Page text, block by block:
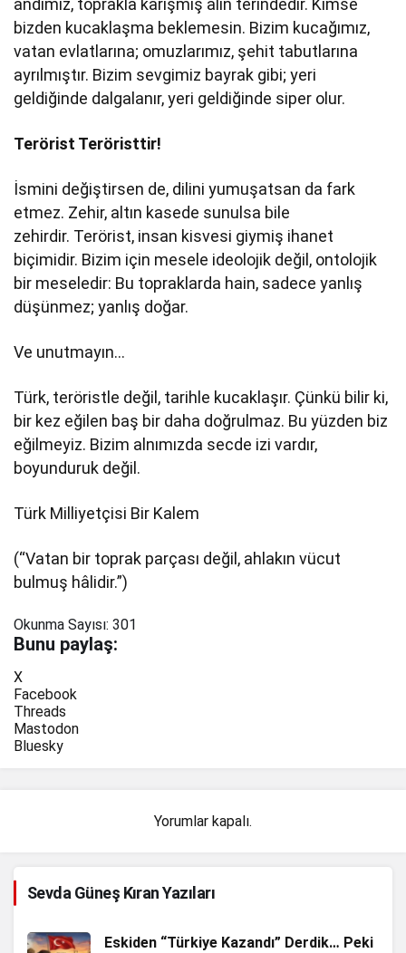
andımız, toprakla karışmış alın terindedir. Kimse
bizden kucaklaşma beklemesin. Bizim kucağımız,
vatan evlatlarına; omuzlarımız, şehit tabutlarına
ayrılmıştır. Bizim sevgimiz bayrak gibi; yeri
geldiğinde dalgalanır, yeri geldiğinde siper olur.
Terörist Teröristtir!
İsmini değiştirsen de, dilini yumuşatsan da fark
etmez. Zehir, altın kasede sunulsa bile
zehirdir. Terörist, insan kisvesi giymiş ihanet
biçimidir. Bizim için mesele ideolojik değil, ontolojik
bir meseledir: Bu topraklarda hain, sadece yanlış
düşünmez; yanlış doğar.
Ve unutmayın…
Türk, teröristle değil, tarihle kucaklaşır. Çünkü bilir ki,
bir kez eğilen baş bir daha doğrulmaz. Bu yüzden biz
eğilmeyiz. Bizim alnımızda secde izi vardır,
boyunduruk değil.
Türk Milliyetçisi Bir Kalem
(“Vatan bir toprak parçası değil, ahlakın vücut
bulmuş hâlidir.”)
Okunma Sayısı: 301
Bunu paylaş:
X
Facebook
Threads
Mastodon
Bluesky
Yorumlar kapalı.
Sevda Güneş Kıran Yazıları
Eskiden “Türkiye Kazandı” Derdik… Peki